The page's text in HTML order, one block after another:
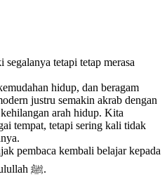
tetapi tetap merasa
hidup, dan beragam
justru semakin akrab dengan
arah hidup. Kita
tempat, tetapi sering kali tidak
pembaca kembali belajar kepada
guru terbaik umat manusia: Rasulullah ﷺ.